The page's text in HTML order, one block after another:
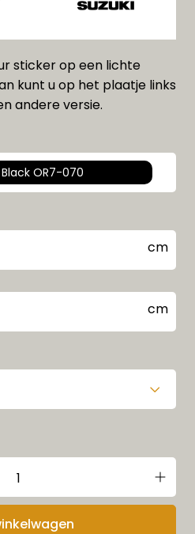
sticker op een lichte
kunt u op het plaatje links
andere versie.
OR7-070